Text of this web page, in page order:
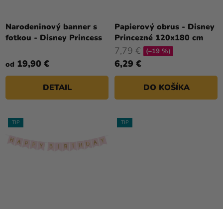
Sviatky
Kreatívne
Personalizované
produkty
Výpredaj
O
T
O
Narodeninový banner s
fotkou - Disney Princess
od 19,90 €
DETAIL
Papierový obrus - Disney
Princezné 120x180 cm
6,29 €
7,79 € (–19 %)
DO KOŠÍKA
TIP TIP